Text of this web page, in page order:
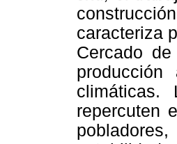
caracteriza
Cercado
repercuten